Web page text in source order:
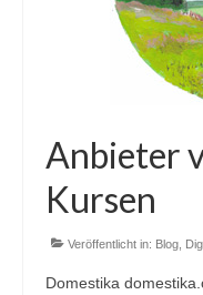
Anbieter
Kursen
Veröffentlicht in: Blog
Domestika